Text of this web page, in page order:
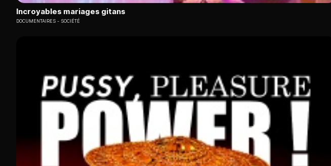
Incroyables mariages gitans
DOCUMENTAIRES SOCIÉTÉ